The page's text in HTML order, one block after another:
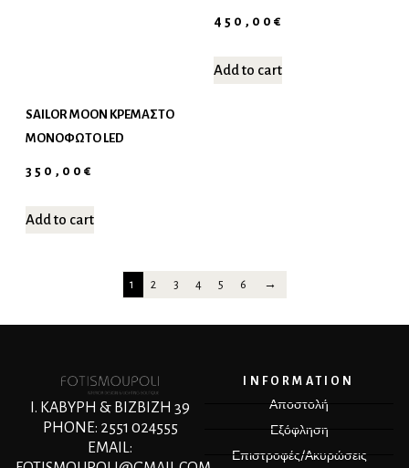
SAILOR MOON ΚΡΕΜΑΣΤΌ
ΜΟΝΌΦΩΤΟ LED
350,00€
Add to cart
450,00€
Add to cart
1 2 3 4 5 6 →
Ι. ΚΑΒΥΡΗ & ΒΙΖΒΙΖΗ 39
PHONE: 2551 024555
EMAIL:
INFORMATION
Αποστολή
Εξόφληση
Επιστροφές/Ακυρώσεις